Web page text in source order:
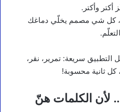
أكتر وأكتر.
كل شي مصمم يخلّي دماغك
سريعة: تمرير، نقر،
ثانية محسوبة!
لأن الكلمات هنّ